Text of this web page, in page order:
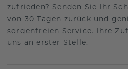
zufrieden? Senden Sie Ihr
von 30 Tagen zurück und
sorgenfreien Service. Ihre
uns an erster Stelle.